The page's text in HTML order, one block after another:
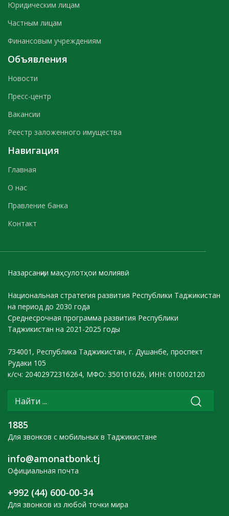
Юридическим лицам
Частным лицам
Финансовым учреждениям
Объявления
Новости
Пресс-центр
Вакансии
Реестр заложенного имущества
Навигация
Главная
О нас
Правление банка
Контакт
Назарсанҷии маҳсулотҳои молиявӣ
Национальная стратегия развития Республики Таджикистан
на период до 2030 года
Среднесрочная программа развития Республики
Таджикистан на 2021-2025 годы
734001, Республика Таджикистан, г. Душанбе, проспект
Рудаки 105
к/сч: 20402972316264, МФО: 350101626, ИНН: 010002120
1885
Для звонков с мобильных в Таджикистане
info@amonatbonk.tj
Официальная почта
+992 (44) 600-00-34
Для звонков из любой точки мира